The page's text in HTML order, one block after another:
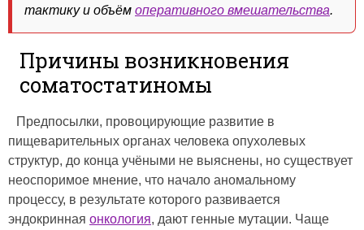
тактику и объём оперативного вмешательства.
Причины возникновения
соматостатиномы
Предпосылки, провоцирующие развитие в
пищеварительных органах человека опухолевых
структур, до конца учёными не выяснены, но существует
неоспоримое мнение, что начало аномальному
процессу, в результате которого развивается
эндокринная онкология, дают генные мутации. Чаще